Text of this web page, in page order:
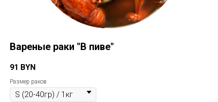
Вареные раки "В пиве"
91 BYN
Размер раков